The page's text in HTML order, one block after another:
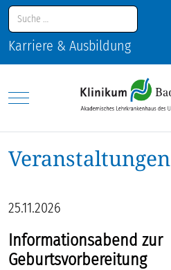
Suchen
Karriere & Ausbildung
Mobile Menu Toggle
Veranstaltungen
25.11.2026
Informationsabend zur
Geburtsvorbereitung